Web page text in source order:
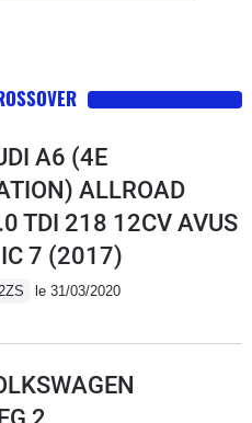
A6 (4E
ALLROAD
TDI 218 12CV AVUS
7 (2017)
le 31/03/2020